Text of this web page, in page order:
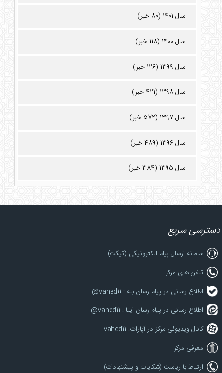
سال 1401 (80 خبر)
سال 1400 (118 خبر)
سال 1399 (126 خبر)
سال 1398 (421 خبر)
سال 1397 (572 خبر)
سال 1396 (489 خبر)
سال 1395 (384 خبر)
دسترسی سریع
سامانه ارسال پیام الکترونیکی (تیکت)
تلفن های مرکز
اطلاع رسانی در پیام رسان بله : vahed11@
اطلاع رسانی در پیام رسان ایتا : vahed11@
کانال ویدیوئی مرکز در آپارات: vahed11
معرفی مرکز
ارتباط با ریاست (شکایات و پیشنهادات)